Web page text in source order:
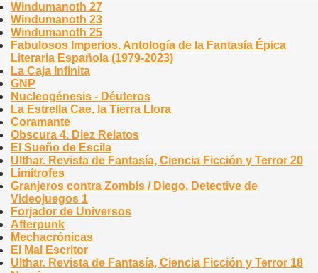
Windumanoth 27
Windumanoth 23
Windumanoth 25
Fabulosos Imperios. Antología de la Fantasía Épica
Literaria Española (1979-2023)
La Caja Infinita
GNP
Nucleogénesis - Déuteros
La Estrella Cae, la Tierra Llora
Coramante
Obscura 4. Diez Relatos
El Sueño de Escila
Ulthar. Revista de Fantasía, Ciencia Ficción y Terror 20
Limítrofes
Granjeros contra Zombis / Diego, Detective de
Videojuegos 1
Forjador de Universos
Afterpunk
Mechacrónicas
El Mal Escritor
Ulthar. Revista de Fantasía, Ciencia Ficción y Terror 18